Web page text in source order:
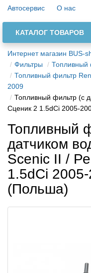
Автосервис
О нас
КАТАЛОГ ТОВАРОВ
Интернет магазин BUS-
Фильтры
Топливный
Топливный фильтр
2009
Топливный фильтр (с
Сценик 2 1.5dCi 2005-
Топливный
датчиком
Scenic II /
1.5dCi
(Польша)